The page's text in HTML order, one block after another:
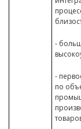
-
-
по